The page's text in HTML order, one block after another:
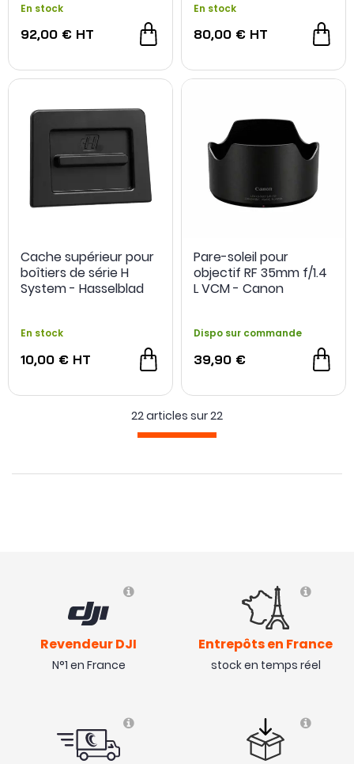
En stock
92,00 € HT
En stock
80,00 € HT
Cache supérieur pour
boîtiers de série H
System - Hasselblad
En stock
10,00 € HT
Pare-soleil pour
objectif RF 35mm f/1.4
L VCM - Canon
Dispo sur commande
39,90 €
22 articles sur22
Revendeur DJI
N°1 en France
Entrepôts en France
stock en temps réel